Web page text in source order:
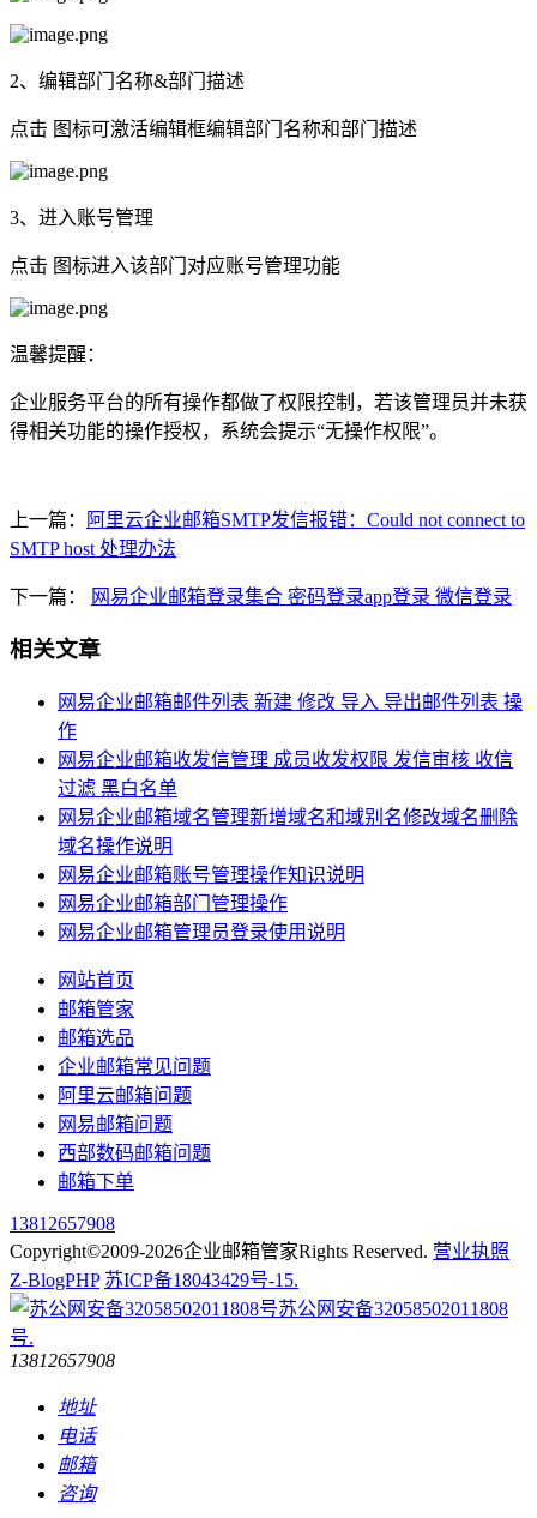
2、编辑部门名称&部门描述
点击 图标可激活编辑框编辑部门名称和部门描述
3、进入账号管理
点击 图标进入该部门对应账号管理功能
温馨提醒：
企业服务平台的所有操作都做了权限控制，若该管理员并未获
得相关功能的操作授权，系统会提示“无操作权限”。
上一篇：
阿里云企业邮箱SMTP发信报错：Could not connect to
SMTP host 处理办法
下一篇： 网易企业邮箱登录集合 密码登录app登录 微信登录
相关文章
网易企业邮箱邮件列表 新建 修改 导入 导出邮件列表 操
作
网易企业邮箱收发信管理 成员收发权限 发信审核 收信
过滤 黑白名单
网易企业邮箱域名管理新增域名和域别名修改域名删除
域名操作说明
网易企业邮箱账号管理操作知识说明
网易企业邮箱部门管理操作
网易企业邮箱管理员登录使用说明
网站首页
邮箱管家
邮箱选品
企业邮箱常见问题
阿里云邮箱问题
网易邮箱问题
西部数码邮箱问题
邮箱下单
13812657908
Copyright©2009-2026企业邮箱管家Rights Reserved. 营业执照
Z-BlogPHP 苏ICP备18043429号-15.
苏公网安备32058502011808
号.
13812657908
地址
电话
邮箱
咨询